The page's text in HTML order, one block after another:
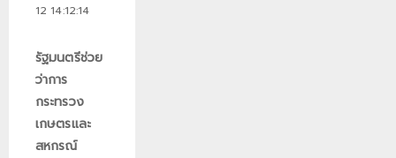
12 14:12:14
รัฐมนตรีช่วย
ว่าการ
กระทรวง
เกษตรและ
สหกรณ์